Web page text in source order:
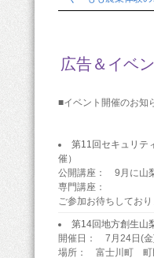
広告＆イベ
■イベント開催のお知
第11回セキュリテ
催）
公開講座： 9月に山
専門講座：
ご参加お待ちしており
第14回地方創生山
開催日： 7月24日(金
場所： 富士川町 町